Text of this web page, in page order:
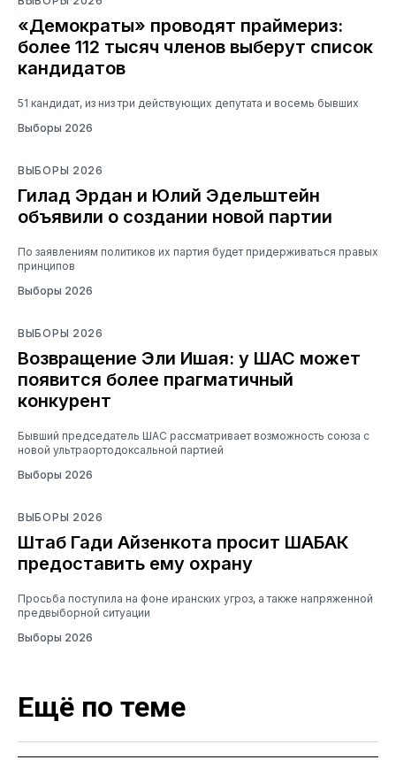
«Демократы» проводят праймериз:
более 112 тысяч членов выберут список
кандидатов
51 кандидат, из низ три действующих депутата и восемь бывших
Выборы 2026
ВЫБОРЫ 2026
Гилад Эрдан и Юлий Эдельштейн
объявили о создании новой партии
По заявлениям политиков их партия будет придерживаться правых
принципов
Выборы 2026
ВЫБОРЫ 2026
Возвращение Эли Ишая: у ШАС может
появится более прагматичный
конкурент
Бывший председатель ШАС рассматривает возможность союза с
новой ультраортодоксальной партией
Выборы 2026
ВЫБОРЫ 2026
Штаб Гади Айзенкота просит ШАБАК
предоставить ему охрану
Просьба поступила на фоне иранских угроз, а также напряженной
предвыборной ситуации
Выборы 2026
Ещё по теме